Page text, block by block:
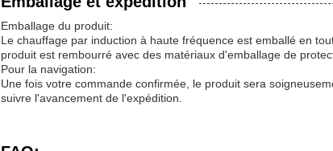
Emballage du produit:
Le chauffage par induction à haute fréquence est emballé en
produit est rembourré avec des matériaux d'emballage de
Pour la navigation:
Une fois votre commande confirmée, le produit sera
suivre l'avancement de l'expédition.